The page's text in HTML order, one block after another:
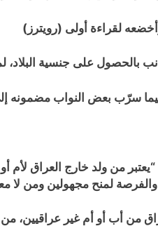
لقراءة أولى (رويترز)
بالحصول على جنسية البلاد،
سرّب بعض النواب مضمونه
من ولد خارج العراق لأم
لمنح مجهولين ومن لا
من أب أو أم غير عراقيين،